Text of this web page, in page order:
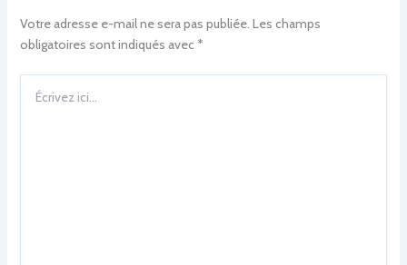
Votre adresse e-mail ne sera pas publiée. Les champs
obligatoires sont indiqués avec *
ici…